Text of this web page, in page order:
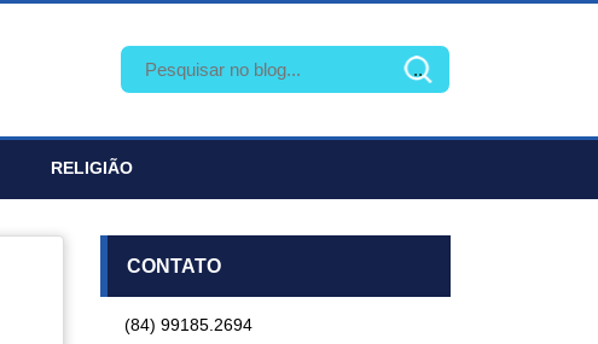
RELIGIÃO
CONTATO
(84) 99185.2694